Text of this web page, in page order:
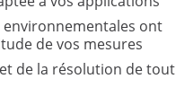
ont
de vos mesures
de la résolution de tout